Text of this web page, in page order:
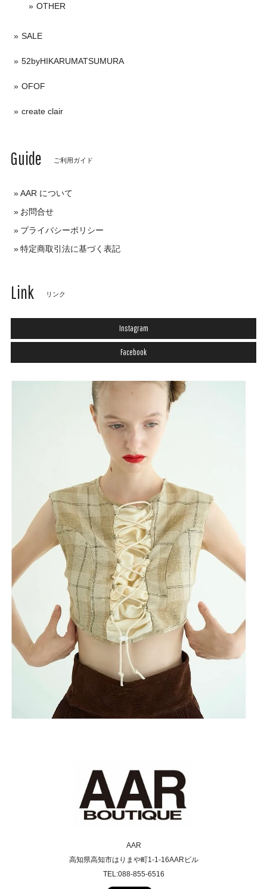
OTHER
SALE
52byHIKARUMATSUMURA
OFOF
create clair
Guide ご利用ガイド
AAR について
お問合せ
プライバシーポリシー
特定商取引法に基づく表記
Link リンク
Instagram
Facebook
AAR
高知県高知市はりまや町1-1-16AARビル
TEL:088-855-6516